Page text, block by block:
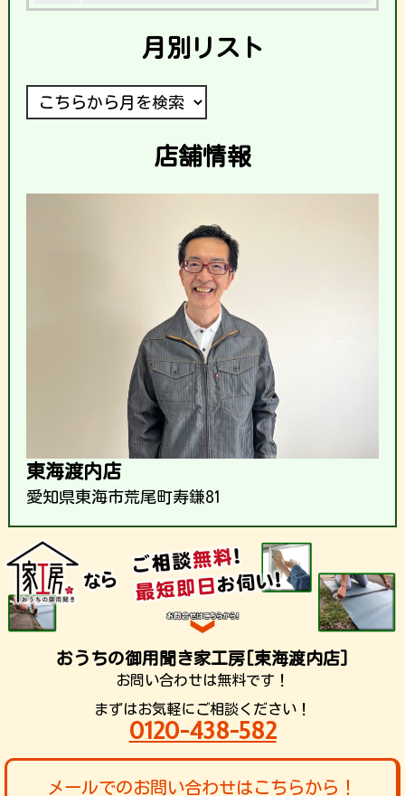
月別リスト
店舗情報
東海渡内店
愛知県東海市荒尾町寿鎌81
おうちの御用聞き家工房[東海渡内店]
お問い合わせは無料です！
まずはお気軽にご相談ください！
0120-438-582
メールでのお問い合わせはこちらから！